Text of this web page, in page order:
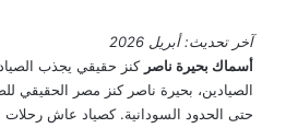
آخر تحديث: أبريل 2026
أسماك بحيرة ناصر كنز حقيقي يجذب
الصيادين، بحيرة ناصر كنز مصر الحقيقي
حتى الحدود السودانية. كصياد عاش رحلات